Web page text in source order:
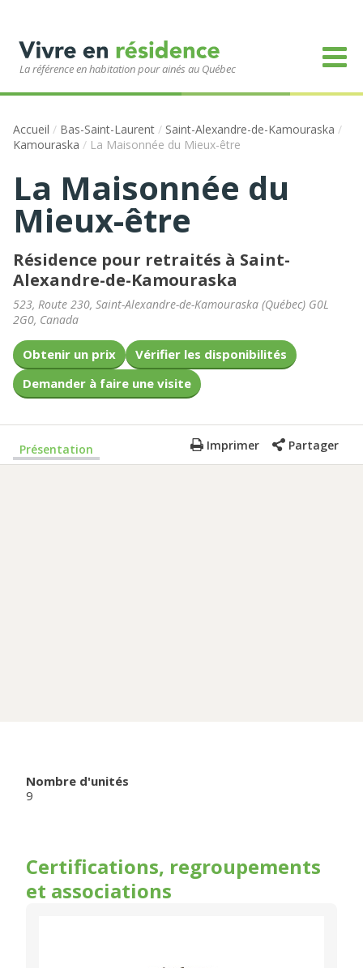
La référence en habitation pour ainés au Québec
Accueil / Bas-Saint-Laurent / Saint-Alexandre-de-Kamouraska /
Kamouraska / La Maisonnée du Mieux-être
La Maisonnée du
Mieux-être
Résidence pour retraités à Saint-
Alexandre-de-Kamouraska
523, Route 230, Saint-Alexandre-de-Kamouraska (Québec) G0L
2G0, Canada
Obtenir un prix
Vérifier les disponibilités
Demander à faire une visite
Présentation Imprimer Partager
Nombre d'unités
9
Certifications, regroupements
et associations